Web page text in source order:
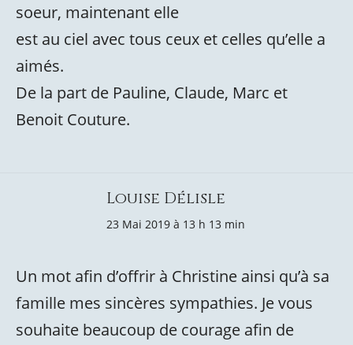
soeur, maintenant elle
est au ciel avec tous ceux et celles qu’elle a
aimés.
De la part de Pauline, Claude, Marc et
Benoit Couture.
Louise Délisle
23 Mai 2019 à 13 h 13 min
Un mot afin d’offrir à Christine ainsi qu’à sa
famille mes sincères sympathies. Je vous
souhaite beaucoup de courage afin de